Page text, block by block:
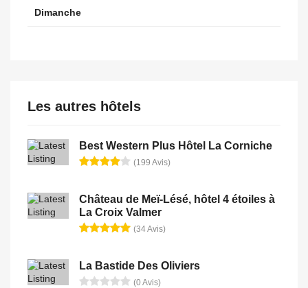
Dimanche
Les autres hôtels
Best Western Plus Hôtel La Corniche
(199 Avis)
Château de Meï-Lésé, hôtel 4 étoiles à
La Croix Valmer
(34 Avis)
La Bastide Des Oliviers
(0 Avis)